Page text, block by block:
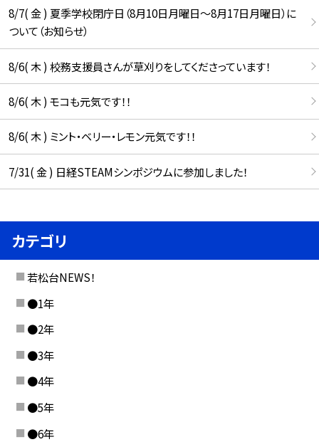
8/7( 金 ) 夏季学校閉庁日（8月10日月曜日～8月17日月曜日）に
ついて（お知らせ）
8/6( 木 ) 校務支援員さんが草刈りをしてくださっています！
8/6( 木 ) モコも元気です！！
8/6( 木 ) ミント・ベリー・レモン元気です！！
7/31( 金 ) 日経STEAMシンポジウムに参加しました！
カテゴリ
若松台NEWS！
●1年
●2年
●3年
●4年
●5年
●6年